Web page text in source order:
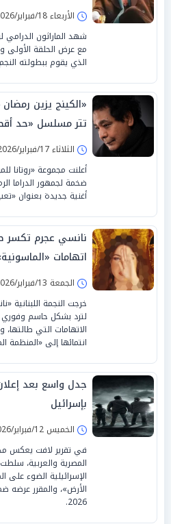
الأربعاء 18/فبراير/2026 - 10:05 م
مع عرض الحلقة الأولى
الذي يقوم ببطولته
تتر مسلسل «حد
الثلاثاء 17/فبراير/2026 - 05:14 م
أعلنت مجموعة «روتانا
ضخمة لجمهور الدراما
أغنية جديدة بعنوان
نانسي عجرم تكسر
اتهامات
الجمعة 13/فبراير/2026 - 03:57 م
خرجت النجمة
لترد بشكل حاسم وفوري
الاتهامات التي طالتها،
انتمائها إلى «المنظمة
جدل واسع بعد
بإسرائيل
الخميس 12/فبراير/2026 - 08:01 م
في تقرير لافت يعكس مدى
المصرية والعربية،
الإسرائيلية الضوء
الأرض»، والمقرر عرضه
2026.